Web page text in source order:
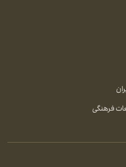
فرهنگی